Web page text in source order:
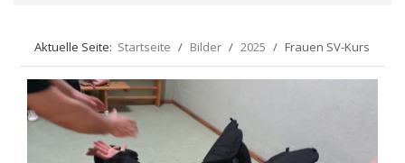
Aktuelle Seite: Startseite Bilder 2025 Frauen SV-Kurs